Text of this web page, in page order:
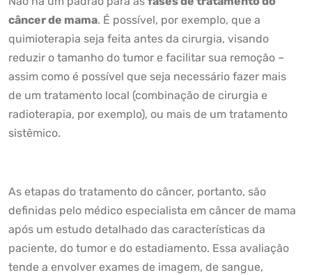
câncer de mama. É possível, por exemplo, que a
quimioterapia seja feita antes da cirurgia, visando
reduzir o tamanho do tumor e facilitar sua remoção –
assim como é possível que seja necessário fazer mais
de um tratamento local (combinação de cirurgia e
radioterapia, por exemplo), ou mais de um tratamento
sistêmico.
As etapas do tratamento do câncer, portanto, são
definidas pelo médico especialista em câncer de mama
após um estudo detalhado das características da
paciente, do tumor e do estadiamento. Essa avaliação
tende a envolver exames de imagem, de sangue,